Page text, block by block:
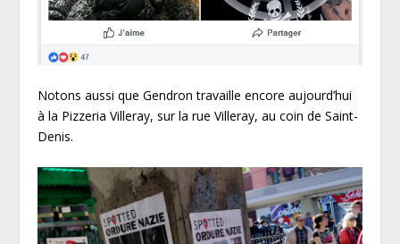
Notons aussi que Gendron travaille encore aujourd’hui
à la Pizzeria Villeray, sur la rue Villeray, au coin de Saint-
Denis.